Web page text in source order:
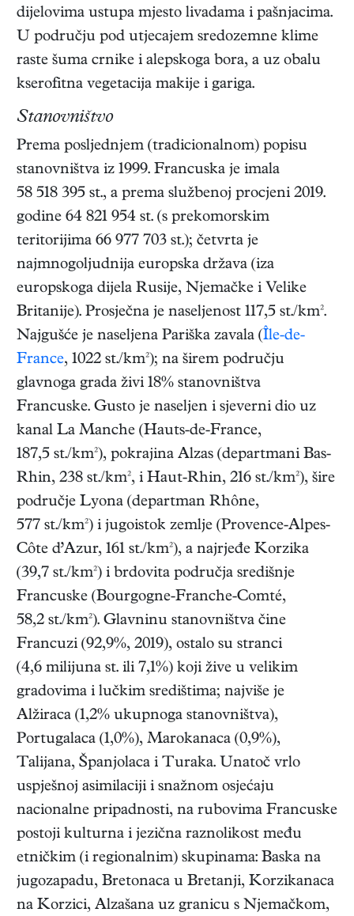
dijelovima ustupa mjesto livadama i pašnjacima.
U području pod utjecajem sredozemne klime
raste šuma crnike i alepskoga bora, a uz obalu
kserofitna vegetacija makije i gariga.
Stanovništvo
Prema posljednjem (tradicionalnom) popisu
stanovništva iz 1999. Francuska je imala
58 518 395 st., a prema službenoj procjeni 2019.
godine 64 821 954 st. (s prekomorskim
teritorijima 66 977 703 st.); četvrta je
najmnogoljudnija europska država (iza
europskoga dijela Rusije, Njemačke i Velike
Britanije). Prosječna je naseljenost 117,5 st./km².
Najgušće je naseljena Pariška zavala (Île-de-
France, 1022 st./km²); na širem području
glavnoga grada živi 18% stanovništva
Francuske. Gusto je naseljen i sjeverni dio uz
kanal La Manche (Hauts-de-France,
187,5 st./km²), pokrajina Alzas (departmani Bas-
Rhin, 238 st./km², i Haut-Rhin, 216 st./km²), šire
područje Lyona (departman Rhône,
577 st./km²) i jugoistok zemlje (Provence-Alpes-
Côte d’Azur, 161 st./km²), a najrjeđe Korzika
(39,7 st./km²) i brdovita područja središnje
Francuske (Bourgogne-Franche-Comté,
58,2 st./km²). Glavninu stanovništva čine
Francuzi (92,9%, 2019), ostalo su stranci
(4,6 milijuna st. ili 7,1%) koji žive u velikim
gradovima i lučkim središtima; najviše je
Alžiraca (1,2% ukupnoga stanovništva),
Portugalaca (1,0%), Marokanaca (0,9%),
Talijana, Španjolaca i Turaka. Unatoč vrlo
uspješnoj asimilaciji i snažnom osjećaju
nacionalne pripadnosti, na rubovima Francuske
postoji kulturna i jezična raznolikost među
etničkim (i regionalnim) skupinama: Baska na
jugozapadu, Bretonaca u Bretanji, Korzikanaca
na Korzici, Alzašana uz granicu s Njemačkom,